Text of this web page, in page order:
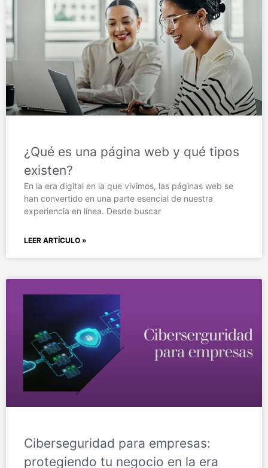
¿Qué es una página web y qué tipos
existen?
En la era digital en la que vivimos, las páginas web se
han convertido en una parte esencial de nuestra
experiencia en línea. Desde buscar
LEER ARTÍCULO »
Ciberseguridad para empresas:
protegiendo tu negocio en la era